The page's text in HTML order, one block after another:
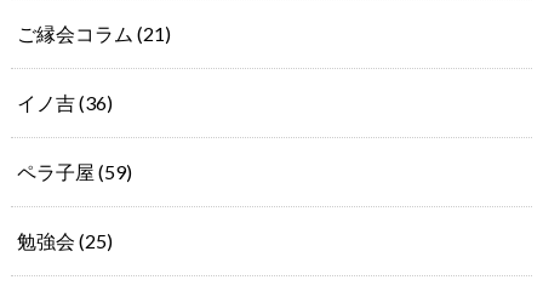
ご縁会コラム (21)
イノ吉(36)
ペラ子屋 (59)
勉強会 (25)